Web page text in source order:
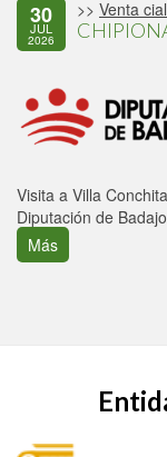
>> Venta
30
JUL
2026
Visita a Villa
Diputación de
Más